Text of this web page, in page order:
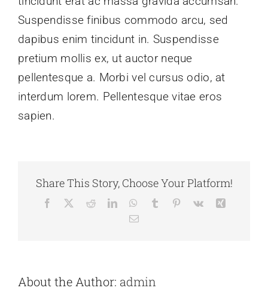
Suspendisse finibus commodo arcu, sed
dapibus enim tincidunt in. Suspendisse
pretium mollis ex, ut auctor neque
pellentesque a. Morbi vel cursus odio, at
interdum lorem. Pellentesque vitae eros
sapien.
Share This Story, Choose Your Platform!
Facebook RedditLinkedInWhatsApp
Tumblr Pinterest
Vk
Email
About the Author: admin